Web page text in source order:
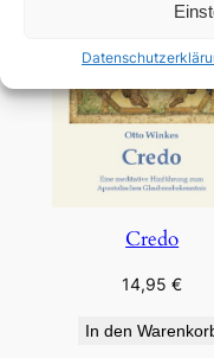
Credo
14,95€
In den